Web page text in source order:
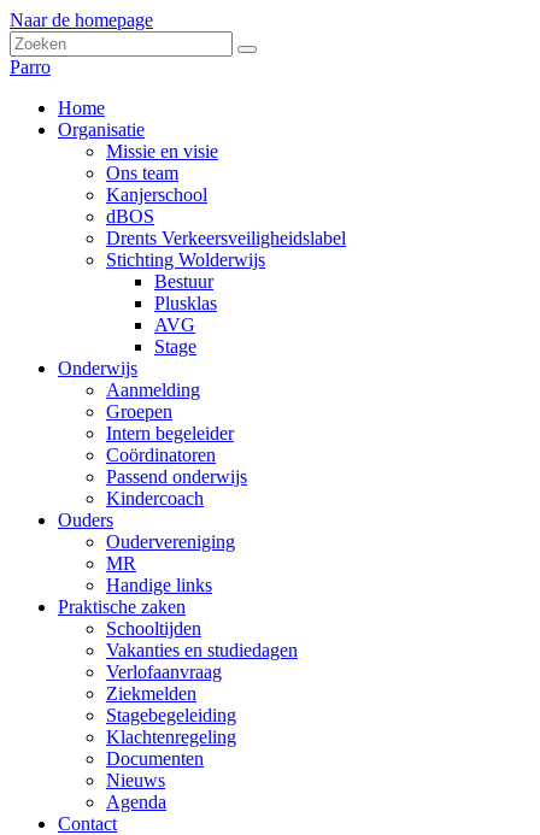
Naar de homepage
Parro
Home
Organisatie
Missie en visie
Ons team
Kanjerschool
dBOS
Drents Verkeersveiligheidslabel
Stichting Wolderwijs
Bestuur
Plusklas
AVG
Stage
Onderwijs
Aanmelding
Groepen
Intern begeleider
Coördinatoren
Passend onderwijs
Kindercoach
Ouders
Oudervereniging
MR
Handige links
Praktische zaken
Schooltijden
Vakanties en studiedagen
Verlofaanvraag
Ziekmelden
Stagebegeleiding
Klachtenregeling
Documenten
Nieuws
Agenda
Contact